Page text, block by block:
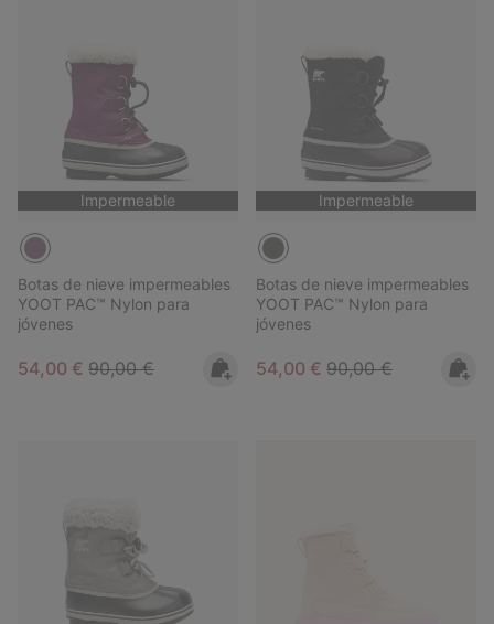
Impermeable
Botas de nieve impermeables
YOOT PAC™ Nylon para
jóvenes
Sale price:
54,00 € Regular price:
90,00 €
Impermeable
Botas de nieve impermeables
YOOT PAC™ Nylon para
jóvenes
Sale price:
54,00 € Regular price:
90,00 €